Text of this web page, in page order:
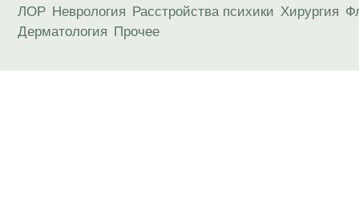
ЛОР Неврология Расстройства психики Хирургия
Дерматология Прочее